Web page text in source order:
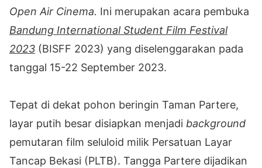
Open Air Cinema. Ini merupakan acara pembuka
Bandung International Student Film Festival
2023 (BISFF 2023) yang diselenggarakan pada
tanggal 15-22 September 2023.
Tepat di dekat pohon beringin Taman Partere,
layar putih besar disiapkan menjadi background
pemutaran film seluloid milik Persatuan Layar
Tancap Bekasi (PLTB). Tangga Partere dijadikan